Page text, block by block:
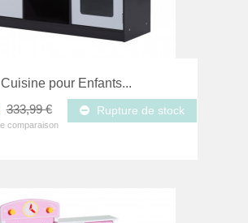
Cuisine pour Enfants...
333,99 € Rupture de stock